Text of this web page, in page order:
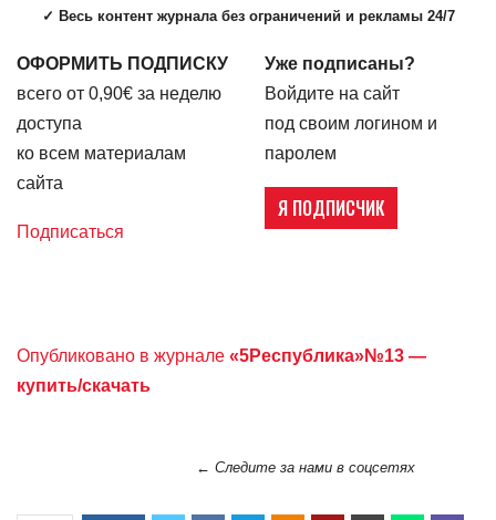
✓ Весь контент журнала без ограничений и рекламы 24/7
ОФОРМИТЬ ПОДПИСКУ
всего от 0,90€ за неделю
доступа
ко всем материалам
сайта
Подписаться
Уже подписаны?
Войдите на сайт
под своим логином и
паролем
Я ПОДПИСЧИК
Опубликовано в журнале «5Республика»№13 —
купить/скачать
← Следите за нами в соцсетях